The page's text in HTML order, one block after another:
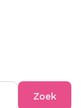
Zoek